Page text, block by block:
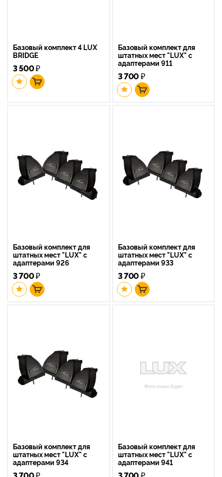
Базовый комплект 4 LUX
BRIDGE
3 500₽
Базовый комплект для
штатных мест "LUX" с
адаптерами 911
3 700₽
Базовый комплект для
штатных мест "LUX" с
адаптерами 926
3 700₽
Базовый комплект для
штатных мест "LUX" с
адаптерами 933
3 700₽
Базовый комплект для
штатных мест "LUX" с
адаптерами 934
Базовый комплект для
штатных мест "LUX" с
адаптерами 941